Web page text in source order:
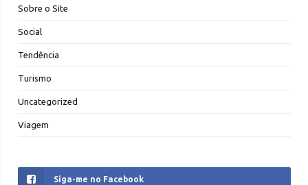
Sobre o Site
Social
Tendência
Turismo
Uncategorized
Viagem
Siga-me no Facebook